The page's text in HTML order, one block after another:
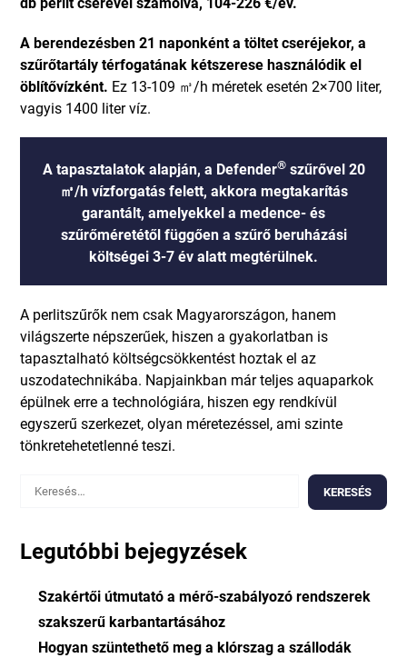
A berendezésben 21 naponként a töltet cseréjekor, a
szűrőtartály térfogatának kétszerese használódik el
öblítővízként. Ez 13-109 ㎥/h méretek esetén 2×700 liter,
vagyis 1400 liter víz.
A tapasztalatok alapján, a Defender®szűrővel 20
㎥/h vízforgatás felett, akkora megtakarítás
garantált, amelyekkel a medence- és
szűrőméretétől függően a szűrő beruházási
költségei 3-7 év alatt megtérülnek.
A perlitszűrők nem csak Magyarországon, hanem
világszerte népszerűek, hiszen a gyakorlatban is
tapasztalható költségcsökkentést hoztak el az
uszodatechnikába. Napjainkban már teljes aquaparkok
épülnek erre a technológiára, hiszen egy rendkívül
egyszerű szerkezet, olyan méretezéssel, ami szinte
tönkretehetetlenné teszi.
Keresés:
Legutóbbi bejegyzések
Szakértői útmutató a mérő-szabályozó rendszerek
szakszerű karbantartásához
Hogyan szüntethető meg a klórszag a szállodák